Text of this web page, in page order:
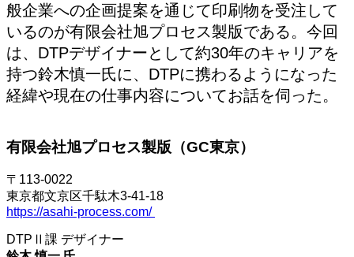
般企業への企画提案を通じて印刷物を受注して
いるのが有限会社旭プロセス製版である。今回
は、DTPデザイナーとして約30年のキャリアを
持つ鈴木慎一氏に、DTPに携わるようになった
経緯や現在の仕事内容についてお話を伺った。
有限会社旭プロセス製版（GC東京）
〒113-0022
東京都文京区千駄木3-41-18
https://asahi-process.com/
DTPⅡ課 デザイナー